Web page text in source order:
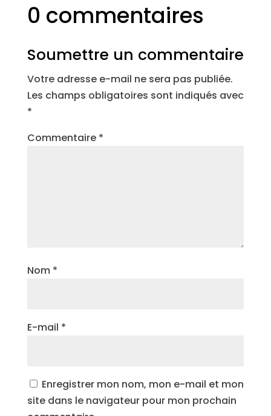
0 commentaires
Soumettre un commentaire
Votre adresse e-mail ne sera pas publiée.
Les champs obligatoires sont indiqués avec
*
Commentaire *
Nom *
E-mail *
Enregistrer mon nom, mon e-mail et mon
site dans le navigateur pour mon prochain